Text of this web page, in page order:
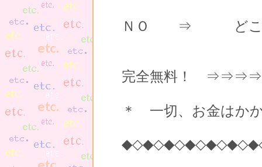
ＮＯ ⇒ どこか
完全無料！
＊ 一切、お金はか